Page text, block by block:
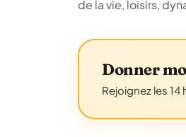
de la vie, loisirs,
Donner
Rejoignez les